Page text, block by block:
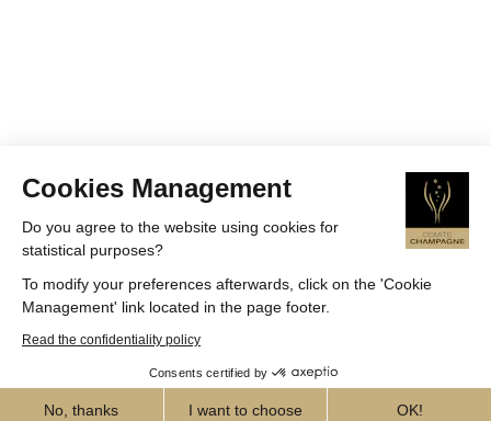
Cookies Management
Do you agree to the website using cookies for
statistical purposes?
To modify your preferences afterwards, click on the 'Cookie
Management' link located in the page footer.
Read the confidentiality policy
Consents certified by
No, thanks I want to choose OK!